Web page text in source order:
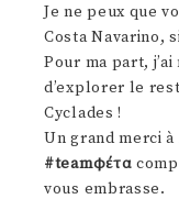
Je ne peux que
Costa Navarino,
Pour ma part,
d’explorer le
Cyclades !
Un grand merci à
#teamφέτα
vous embrasse.